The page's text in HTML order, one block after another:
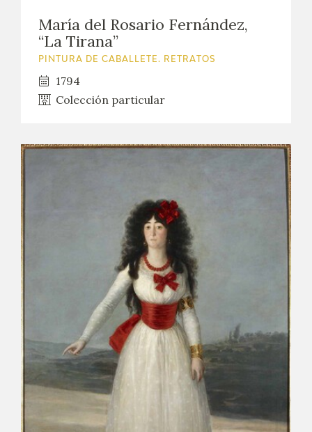
María del Rosario Fernández,
“La Tirana”
PINTURA DE CABALLETE. RETRATOS
1794
Colección particular